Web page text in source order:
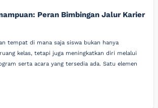
Peran Bimbingan Jalur Karier
tempat di mana saja siswa bukan hanya
kelas, tetapi juga meningkatkan diri melalui
serta acara yang tersedia ada. Satu elemen